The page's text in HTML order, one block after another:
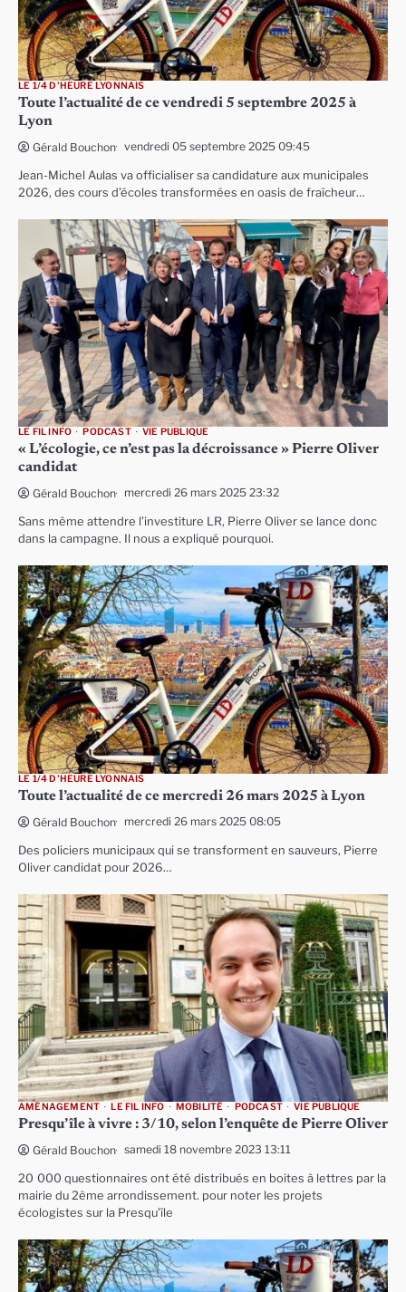
LE 1/4 D'HEURE LYONNAIS
Toute l’actualité de ce vendredi 5 septembre 2025 à
Lyon
Gérald Bouchon vendredi 05 septembre 2025 09:45
Jean-Michel Aulas va officialiser sa candidature aux municipales
2026, des cours d’écoles transformées en oasis de fraîcheur…
LE FIL INFO PODCAST VIE PUBLIQUE
« L’écologie, ce n’est pas la décroissance » Pierre Oliver
candidat
Gérald Bouchon mercredi 26 mars 2025 23:32
Sans même attendre l’investiture LR, Pierre Oliver se lance donc
dans la campagne. Il nous a expliqué pourquoi.
LE 1/4 D'HEURE LYONNAIS
Toute l’actualité de ce mercredi 26 mars 2025 à Lyon
Gérald Bouchon mercredi 26 mars 2025 08:05
Des policiers municipaux qui se transforment en sauveurs, Pierre
Oliver candidat pour 2026…
AMÉNAGEMENT LE FIL INFO MOBILITÉ PODCAST VIE PUBLIQUE
Presqu’île à vivre : 3/10, selon l’enquête de Pierre Oliver
Gérald Bouchon samedi 18 novembre 2023 13:11
20 000 questionnaires ont été distribués en boites à lettres par la
mairie du 2ème arrondissement. pour noter les projets
écologistes sur la Presqu’île